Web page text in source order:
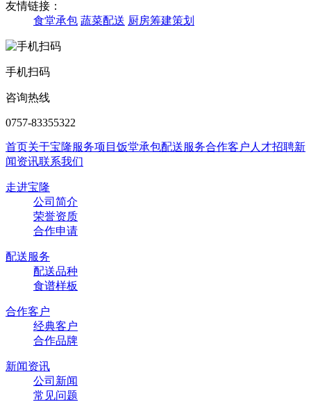
友情链接：
食堂承包 蔬菜配送 厨房筹建策划
手机扫码
咨询热线
0757-83355322
首页关于宝隆服务项目 饭堂承包配送服务合作客户 人才招聘新
闻资讯联系我们
走进宝隆
公司简介
荣誉资质
合作申请
配送服务
配送品种
食谱样板
合作客户
经典客户
合作品牌
新闻资讯
公司新闻
常见问题